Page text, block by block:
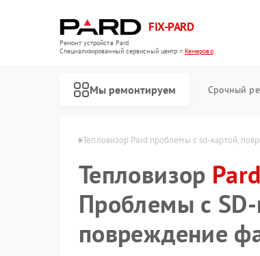
FIX-PARD
Ремонт устройств Pard
Специализированный cервисный центр г.Кемерово
Мы ремонтируем Срочный
Pard в Кемерово Тепловизор Pard проблемы с sd‑картой,
Тепловизор Pard
Проблемы с
повреждение